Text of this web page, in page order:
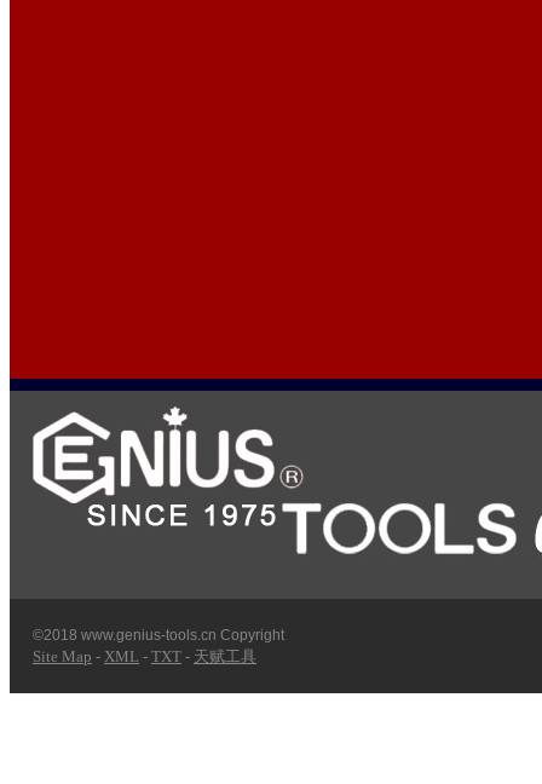
©2018 www.genius-tools.cn Copyright
Site Map - XML - TXT - 天赋工具